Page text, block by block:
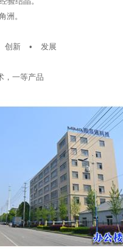
洲。
新 • 发展
一等产品